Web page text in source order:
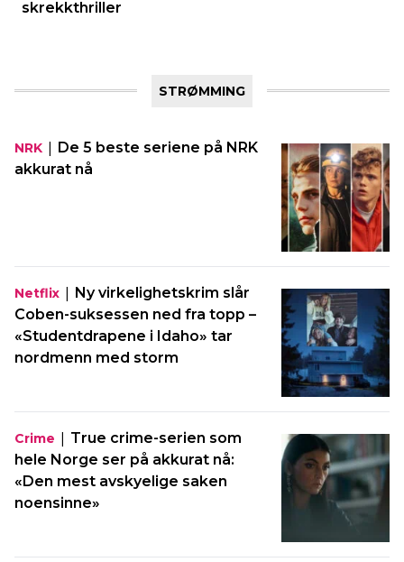
skrekkthriller
STRØMMING
NRK | De 5 beste seriene på NRK
akkurat nå
Netflix | Ny virkelighetskrim slår
Coben-suksessen ned fra topp –
«Studentdrapene i Idaho» tar
nordmenn med storm
Crime | True crime-serien som
hele Norge ser på akkurat nå:
«Den mest avskyelige saken
noensinne»